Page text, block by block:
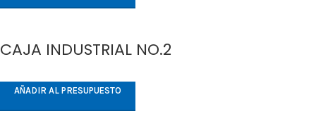
CAJA INDUSTRIAL NO.2
AÑADIR AL PRESUPUESTO